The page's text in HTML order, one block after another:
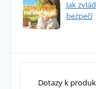
Jak
bezpečí
Dotazy k